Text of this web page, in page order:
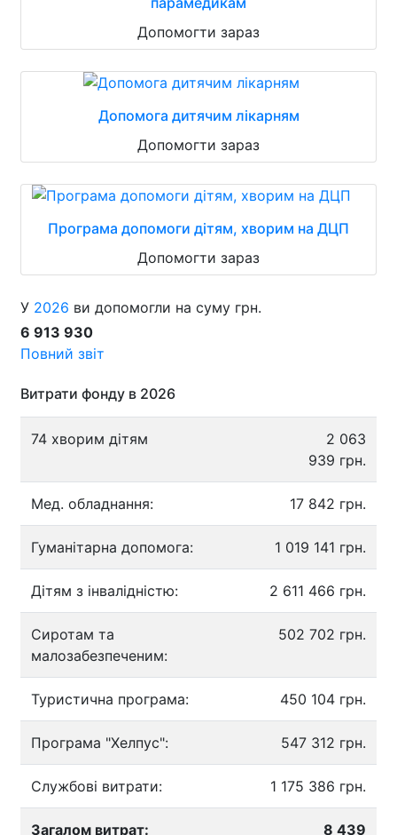
Допомогти зараз
Допомога дитячим лікарням
Допомогти зараз
Програма допомоги дітям, хворим на ДЦП
Допомогти зараз
У 2026 ви допомогли на суму грн.
6 913 930
Повний звіт
Витрати фонду в 2026
74 хворим дітям
2 063
939 грн.
Мед. обладнання: 17 842 грн.
Гуманітарна допомога: 1 019 141 грн.
Дітям з інвалідністю: 2 611 466 грн.
Сиротам та
малозабезпеченим:
502 702 грн.
Туристична програма: 450 104 грн.
Програма "Хелпус": 547 312 грн.
Службові витрати: 1 175 386 грн.
Загалом витрат: 8 439